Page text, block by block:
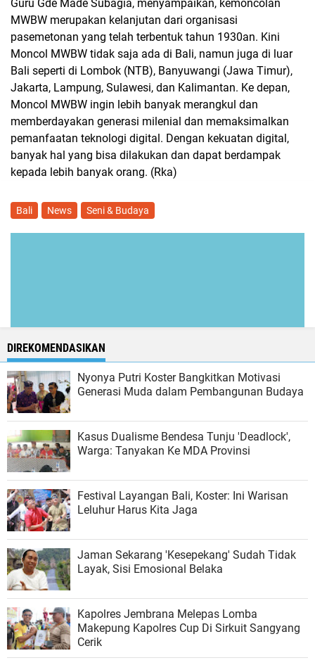
Guru Gde Made Subagia, menyampaikan, kemoncolan
MWBW merupakan kelanjutan dari organisasi
pasemetonan yang telah terbentuk tahun 1930an. Kini
Moncol MWBW tidak saja ada di Bali, namun juga di luar
Bali seperti di Lombok (NTB), Banyuwangi (Jawa Timur),
Jakarta, Lampung, Sulawesi, dan Kalimantan. Ke depan,
Moncol MWBW ingin lebih banyak merangkul dan
memberdayakan generasi milenial dan memaksimalkan
pemanfaatan teknologi digital. Dengan kekuatan digital,
banyak hal yang bisa dilakukan dan dapat berdampak
kepada lebih banyak orang. (Rka)
Bali News Seni & Budaya
DIREKOMENDASIKAN
Nyonya Putri Koster Bangkitkan Motivasi
Generasi Muda dalam Pembangunan Budaya
Kasus Dualisme Bendesa Tunju 'Deadlock',
Warga: Tanyakan Ke MDA Provinsi
Festival Layangan Bali, Koster: Ini Warisan
Leluhur Harus Kita Jaga
Jaman Sekarang 'Kesepekang' Sudah Tidak
Layak, Sisi Emosional Belaka
Kapolres Jembrana Melepas Lomba
Makepung Kapolres Cup Di Sirkuit Sangyang
Cerik